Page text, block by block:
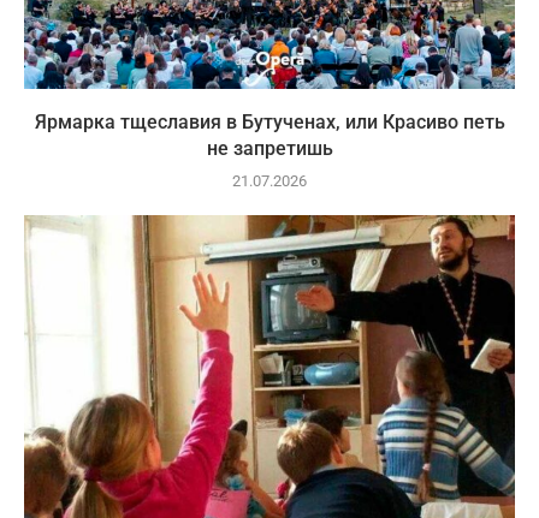
Ярмарка тщеславия в Бутученах, или Красиво петь
не запретишь
21.07.2026